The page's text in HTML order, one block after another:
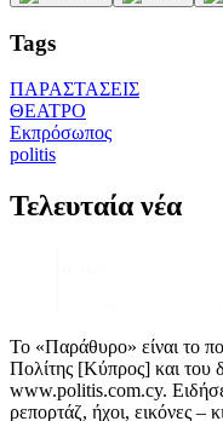
Tags
ΠΑΡΑΣΤΑΣΕΙΣ
ΘΕΑΤΡΟ
Εκπρόσωπος
politis
Τελευταία νέα
Το «Παράθυρο» είναι το
Πολίτης [Κύπρος] και του
www.politis.com.cy.
ρεπορτάζ, ήχοι, εικόνες –